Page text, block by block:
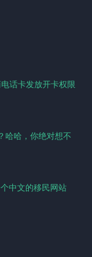
话卡发放开卡权限
哈哈，你绝对想不
中文的移民网站